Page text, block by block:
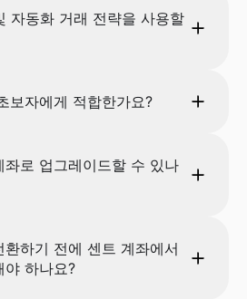
자동화 거래 전략을 사용할
보자에게 적합한가요?
좌로 업그레이드할 수 있나
하기 전에 센트 계좌에서
야 하나요?